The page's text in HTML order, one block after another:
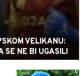
VELIKANU:
SE NE BI UGASILI
0